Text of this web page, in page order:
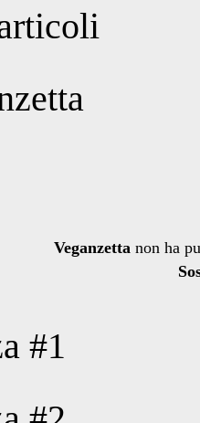
Veganzetta non ha
#1